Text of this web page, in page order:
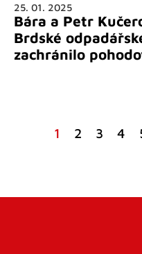
25. 01. 2025
Bára a Petr
Brdské
zachránilo
1 2 3 4